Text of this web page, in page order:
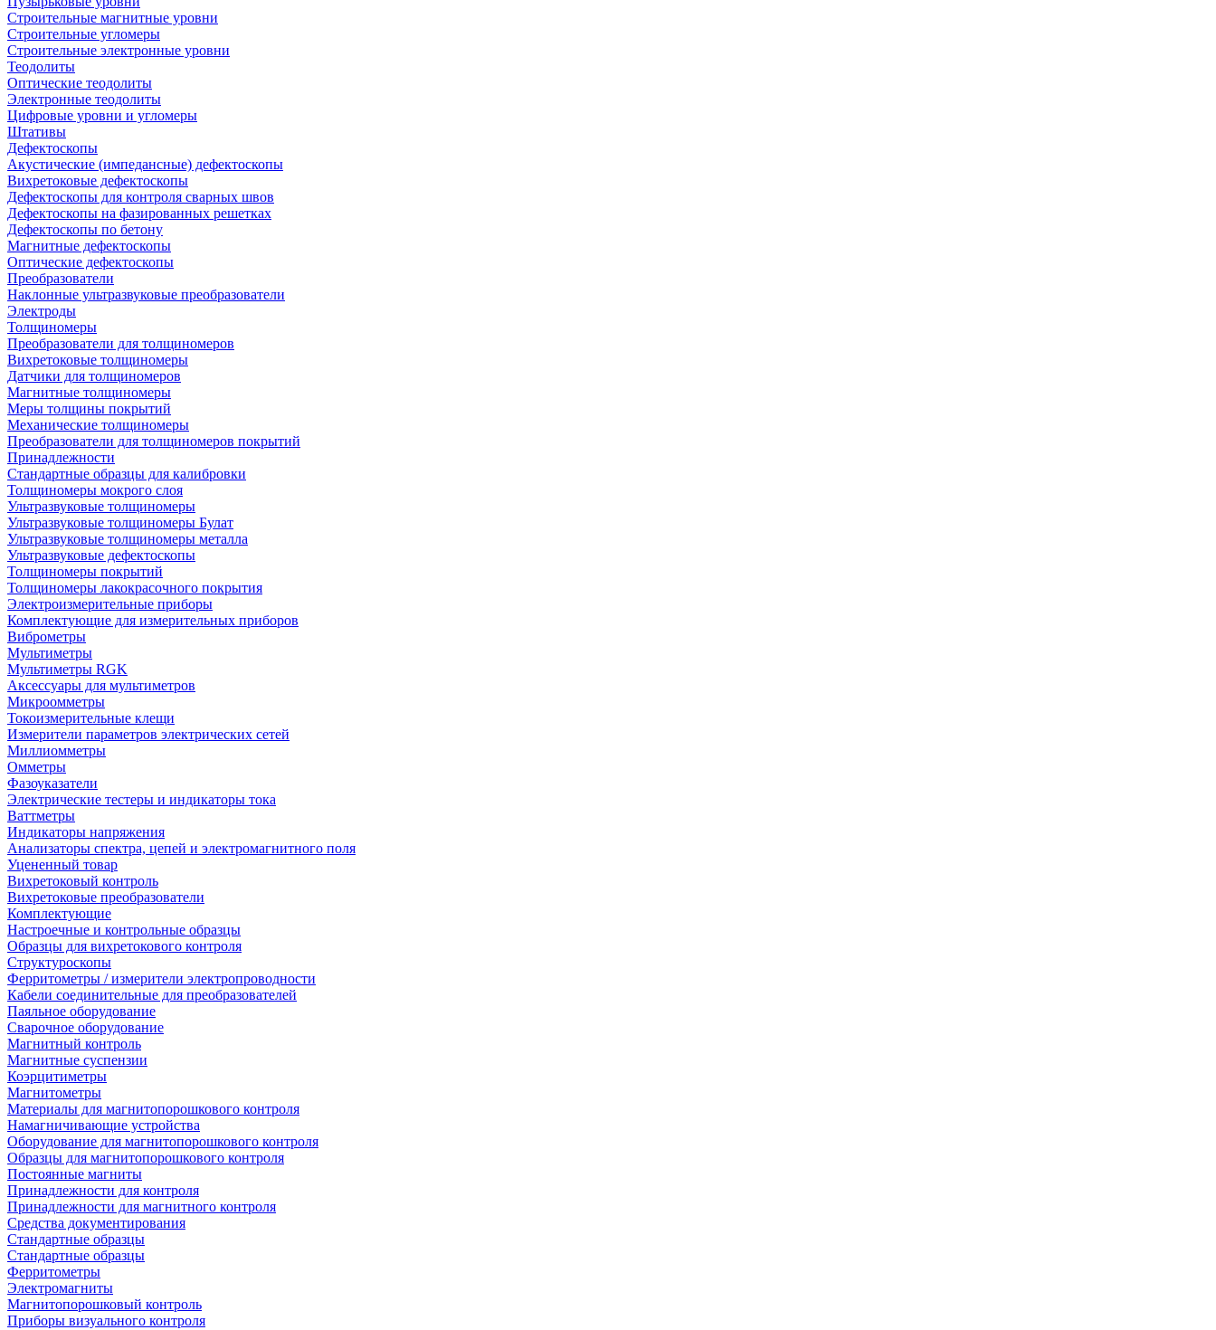
Строительные магнитные уровни
Строительные угломеры
Строительные электронные уровни
Теодолиты
Оптические теодолиты
Электронные теодолиты
Цифровые уровни и угломеры
Штативы
Дефектоскопы
Акустические (импедансные) дефектоскопы
Вихретоковые дефектоскопы
Дефектоскопы для контроля сварных швов
Дефектоскопы на фазированных решетках
Дефектоскопы по бетону
Магнитные дефектоскопы
Оптические дефектоскопы
Преобразователи
Наклонные ультразвуковые преобразователи
Электроды
Толщиномеры
Преобразователи для толщиномеров
Вихретоковые толщиномеры
Датчики для толщиномеров
Магнитные толщиномеры
Меры толщины покрытий
Механические толщиномеры
Преобразователи для толщиномеров покрытий
Принадлежности
Стандартные образцы для калибровки
Толщиномеры мокрого слоя
Ультразвуковые толщиномеры
Ультразвуковые толщиномеры Булат
Ультразвуковые толщиномеры металла
Ультразвуковые дефектоскопы
Толщиномеры покрытий
Толщиномеры лакокрасочного покрытия
Электроизмерительные приборы
Комплектующие для измерительных приборов
Виброметры
Мультиметры
Мультиметры RGK
Аксессуары для мультиметров
Микроомметры
Токоизмерительные клещи
Измерители параметров электрических сетей
Миллиомметры
Омметры
Фазоуказатели
Электрические тестеры и индикаторы тока
Ваттметры
Индикаторы напряжения
Анализаторы спектра, цепей и электромагнитного поля
Уцененный товар
Вихретоковый контроль
Вихретоковые преобразователи
Комплектующие
Настроечные и контрольные образцы
Образцы для вихретокового контроля
Структуроскопы
Ферритометры / измерители электропроводности
Кабели соединительные для преобразователей
Паяльное оборудование
Сварочное оборудование
Магнитный контроль
Магнитные суспензии
Коэрцитиметры
Магнитометры
Материалы для магнитопорошкового контроля
Намагничивающие устройства
Оборудование для магнитопорошкового контроля
Образцы для магнитопорошкового контроля
Постоянные магниты
Принадлежности для контроля
Принадлежности для магнитного контроля
Средства документирования
Стандартные образцы
Стандартные образцы
Ферритометры
Электромагниты
Магнитопорошковый контроль
Приборы визуального контроля